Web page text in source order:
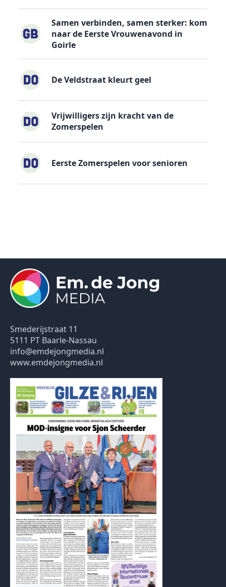
Samen verbinden, samen sterker: kom
naar de Eerste Vrouwenavond in
Goirle
De Veldstraat kleurt geel
Vrijwilligers zijn kracht van de
Zomerspelen
Eerste Zomerspelen voor senioren
Smederijstraat 11
5111 PT Baarle-Nassau
info@emdejongmedia.nl
www.emdejongmedia.nl